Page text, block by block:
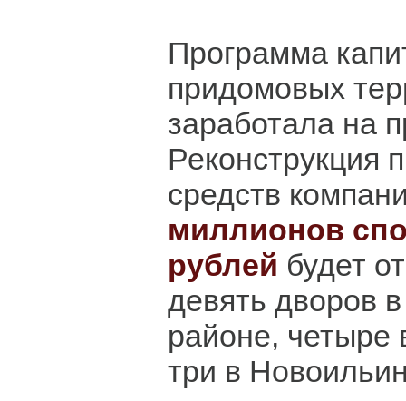
Программа
придомовых
заработала на
Реконструкция
средств
миллионов
рублей будет
девять дворов
районе,
три в